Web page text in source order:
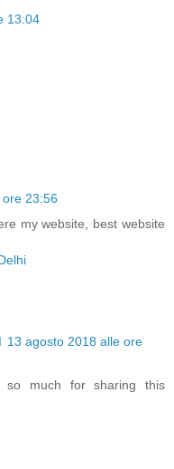
13:04
23:56
my website, best website
13 agosto 2018 alle ore
so much for sharing this